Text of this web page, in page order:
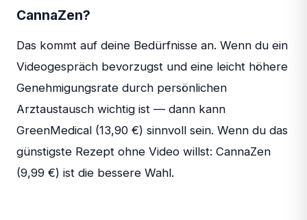
CannaZen?
Das kommt auf deine Bedürfnisse an. Wenn du ein
Videogespräch bevorzugst und eine leicht höhere
Genehmigungsrate durch persönlichen
Arztaustausch wichtig ist — dann kann
GreenMedical (13,90 €) sinnvoll sein. Wenn du das
günstigste Rezept ohne Video willst: CannaZen
(9,99 €) ist die bessere Wahl.